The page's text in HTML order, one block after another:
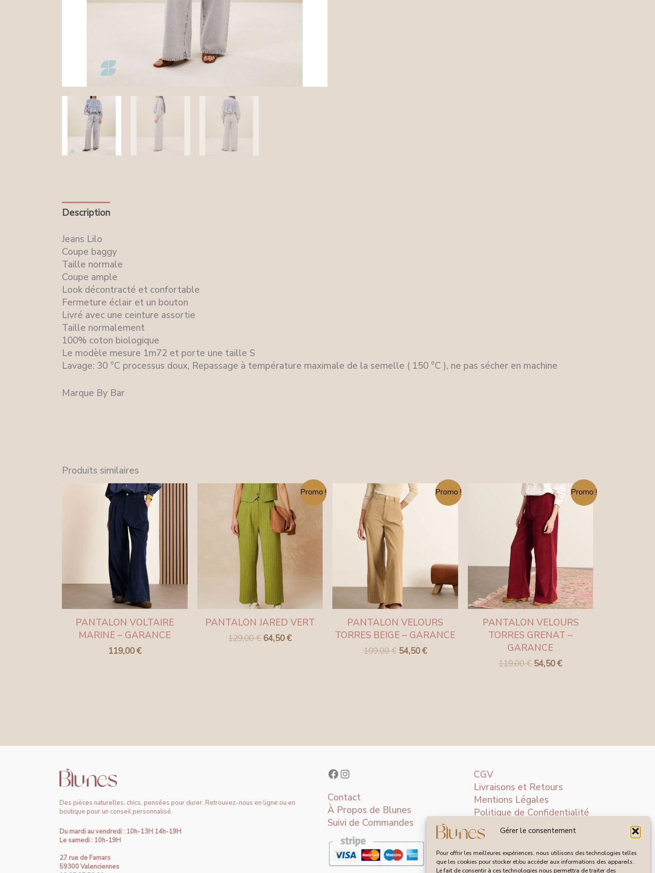
Gérer le consentement
Pour offrir les meilleures expériences, nous utilisons des technologies telles
que les cookies pour stocker et/ou accéder aux informations des appareils.
Le fait de consentir à ces technologies nous permettra de traiter des
Description
Jeans Lilo
Coupe baggy
Taille normale
Coupe ample
Look décontracté et confortable
Fermeture éclair et un bouton
Livré avec une ceinture assortie
Taille normalement
100% coton biologique
Le modèle mesure 1m72 et porte une taille S
Lavage: 30 °C processus doux, Repassage à température maximale de la semelle ( 150 °C ), ne pas sécher en machine
Marque By Bar
Produits similaires
PANTALON VOLTAIRE
MARINE – GARANCE
119,00€
Promo !
PANTALON JARED VERT
129,00€
Le
prix
initial
était :
129,00 €.
64,50€
Le
prix
actuel
est :
64,50 €.
Promo !
PANTALON VELOURS
TORRES BEIGE – GARANCE
109,00€
prix
initial
était :
109,00 €.
54,50€
Le
prix
actuel
Promo !
PANTALON VELOURS
TORRES GRENAT –
GARANCE
119,00€
Le
prix
initial
était :
119,00 €.
54,50€
Le
prix
actuel
Des pièces naturelles, chics, pensées pour durer. Retrouvez-nous en ligne ou en
boutique pour un conseil personnalisé.
Du mardi au vendredi : 10h-13H 14h-19H
Le samedi : 10h-19H
27 rue de Famars
59300 Valenciennes
Contact
À Propos de Blunes
Suivi de Commandes
CGV
Livraisons et Retours
Mentions Légales
Politique de Confidentialité